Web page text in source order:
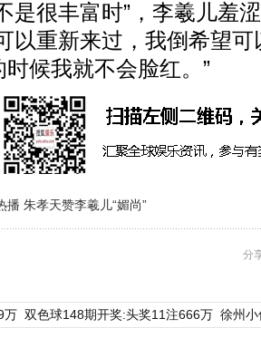
是很丰富时”，李羲儿羞
以重新来过，我倒希望
候我就不会脸红。”
播 朱孝天赞李羲儿“媚尚”
分
万 双色球148期开奖:头奖11注666万 徐州